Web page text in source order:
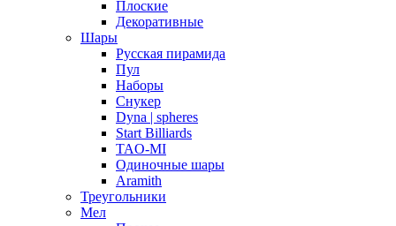
Плоские
Декоративные
Шары
Русская пирамида
Пул
Наборы
Снукер
Dyna | spheres
Start Billiards
TAO-MI
Одиночные шары
Aramith
Треугольники
Мел